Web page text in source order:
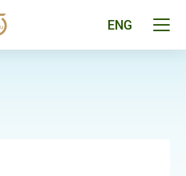
ENG